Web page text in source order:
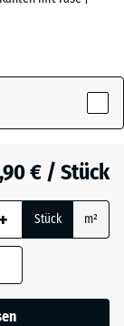
€ / Stück
Stück m²